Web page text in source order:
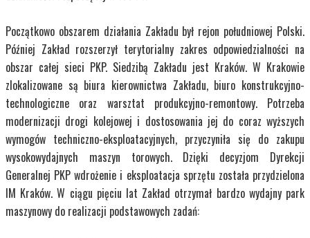
Początkowo obszarem działania Zakładu był rejon południowej Polski.
Później Zakład rozszerzył terytorialny zakres odpowiedzialności na
obszar całej sieci PKP. Siedzibą Zakładu jest Kraków. W Krakowie
zlokalizowane są biura kierownictwa Zakładu, biuro konstrukcyjno-
technologiczne oraz warsztat produkcyjno-remontowy. Potrzeba
modernizacji drogi kolejowej i dostosowania jej do coraz wyższych
wymogów techniczno-eksploatacyjnych, przyczyniła się do zakupu
wysokowydajnych maszyn torowych. Dzięki decyzjom Dyrekcji
Generalnej PKP wdrożenie i eksploatacja sprzętu została przydzielona
IM Kraków. W ciągu pięciu lat Zakład otrzymał bardzo wydajny park
maszynowy do realizacji podstawowych zadań: